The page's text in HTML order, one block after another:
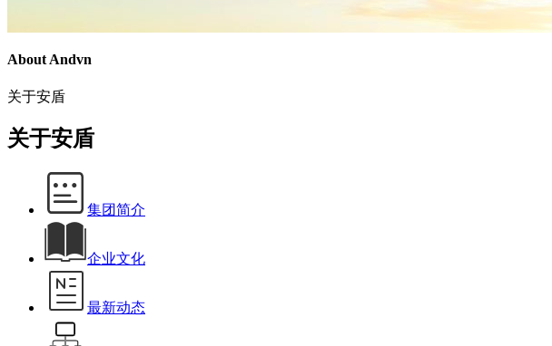
About Andvn
关于安盾
关于安盾
集团简介
企业文化
最新动态